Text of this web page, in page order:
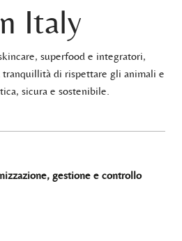
Italy
superfood e integratori,
di rispettare gli animali e
sicura e sostenibile.
gestione e controllo